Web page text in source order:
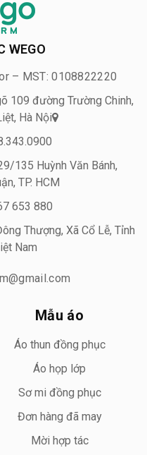
WEGO
– MST: 0108822220
109 đường Trường Chinh,
Hà Nội
135 Huỳnh Văn Bánh,
TP. HCM
653 880
Thượng, Xã Cổ Lễ, Tỉnh
Nam
Mẫu áo
Áo thun đồng phục
Áo họp lớp
Sơ mi đồng phục
Đơn hàng đã may
Mời hợp tác